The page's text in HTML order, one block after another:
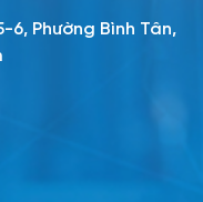
6, Phường Bình Tân,